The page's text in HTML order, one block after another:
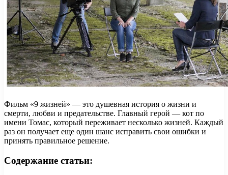
Фильм «9 жизней» — это душевная история о жизни и
смерти, любви и предательстве. Главный герой — кот по
имени Томас, который переживает несколько жизней. Каждый
раз он получает еще один шанс исправить свои ошибки и
принять правильное решение.
Содержание статьи: